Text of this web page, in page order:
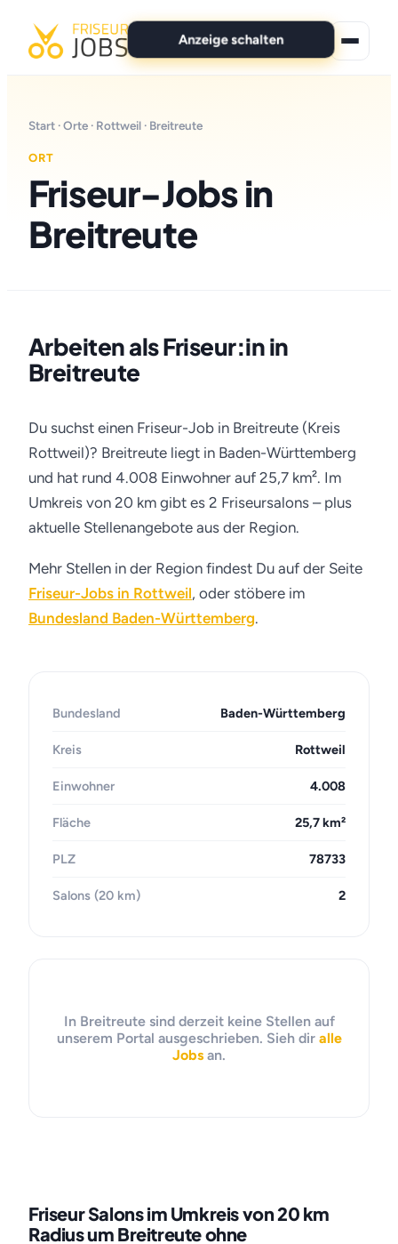
Anzeige schalten
Für Bewerber
Marken
Start ·Orte · Rottweil · Breitreute
ORT
Friseur-Jobs in
Breitreute
Arbeiten als Friseur:in in
Breitreute
Du suchst einen Friseur-Job in Breitreute (Kreis
Rottweil)? Breitreute liegt in Baden-Württemberg
und hat rund 4.008 Einwohner auf 25,7 km². Im
Umkreis von 20 km gibt es 2 Friseursalons – plus
aktuelle Stellenangebote aus der Region.
Mehr Stellen in der Region findest Du auf der Seite
Friseur-Jobs in Rottweil, oder stöbere im
Bundesland Baden-Württemberg.
Bundesland Baden-Württemberg
Kreis Rottweil
Einwohner 4.008
Fläche 25,7 km²
PLZ 78733
Salons (20 km) 2
In Breitreute sind derzeit keine Stellen auf
unserem Portal ausgeschrieben. Sieh dir alle
Jobs an.
Friseur Salons im Umkreis von 20 km
Radius um Breitreute ohne